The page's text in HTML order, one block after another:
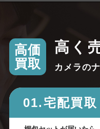
高価
買取
高く
カメラの
01.宅配買取